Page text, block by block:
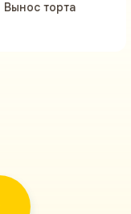
Вынос торта